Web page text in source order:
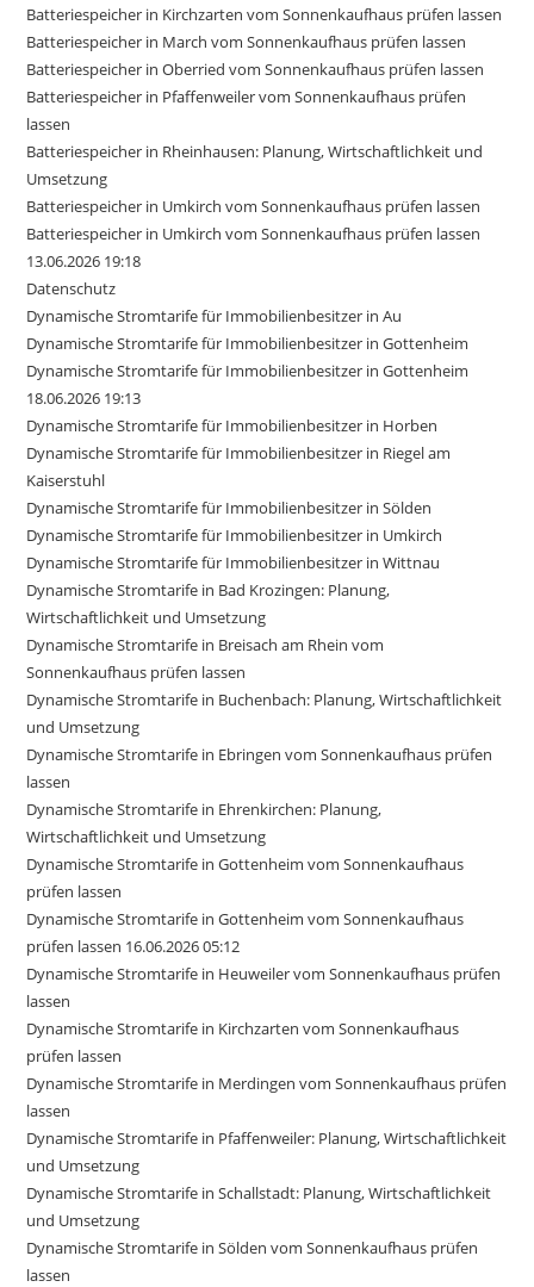
Batteriespeicher in Kirchzarten vom Sonnenkaufhaus prüfen lassen
Batteriespeicher in March vom Sonnenkaufhaus prüfen lassen
Batteriespeicher in Oberried vom Sonnenkaufhaus prüfen lassen
Batteriespeicher in Pfaffenweiler vom Sonnenkaufhaus prüfen
lassen
Batteriespeicher in Rheinhausen: Planung, Wirtschaftlichkeit und
Umsetzung
Batteriespeicher in Umkirch vom Sonnenkaufhaus prüfen lassen
Batteriespeicher in Umkirch vom Sonnenkaufhaus prüfen lassen
13.06.2026 19:18
Datenschutz
Dynamische Stromtarife für Immobilienbesitzer in Au
Dynamische Stromtarife für Immobilienbesitzer in Gottenheim
Dynamische Stromtarife für Immobilienbesitzer in Gottenheim
18.06.2026 19:13
Dynamische Stromtarife für Immobilienbesitzer in Horben
Dynamische Stromtarife für Immobilienbesitzer in Riegel am
Kaiserstuhl
Dynamische Stromtarife für Immobilienbesitzer in Sölden
Dynamische Stromtarife für Immobilienbesitzer in Umkirch
Dynamische Stromtarife für Immobilienbesitzer in Wittnau
Dynamische Stromtarife in Bad Krozingen: Planung,
Wirtschaftlichkeit und Umsetzung
Dynamische Stromtarife in Breisach am Rhein vom
Sonnenkaufhaus prüfen lassen
Dynamische Stromtarife in Buchenbach: Planung, Wirtschaftlichkeit
und Umsetzung
Dynamische Stromtarife in Ebringen vom Sonnenkaufhaus prüfen
lassen
Dynamische Stromtarife in Ehrenkirchen: Planung,
Wirtschaftlichkeit und Umsetzung
Dynamische Stromtarife in Gottenheim vom Sonnenkaufhaus
prüfen lassen
Dynamische Stromtarife in Gottenheim vom Sonnenkaufhaus
prüfen lassen 16.06.2026 05:12
Dynamische Stromtarife in Heuweiler vom Sonnenkaufhaus prüfen
lassen
Dynamische Stromtarife in Kirchzarten vom Sonnenkaufhaus
prüfen lassen
Dynamische Stromtarife in Merdingen vom Sonnenkaufhaus prüfen
lassen
Dynamische Stromtarife in Pfaffenweiler: Planung, Wirtschaftlichkeit
und Umsetzung
Dynamische Stromtarife in Schallstadt: Planung, Wirtschaftlichkeit
und Umsetzung
Dynamische Stromtarife in Sölden vom Sonnenkaufhaus prüfen
lassen